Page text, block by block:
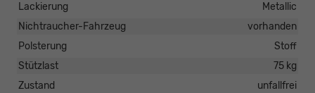
Lackierung
Metallic
Nichtraucher-Fahrzeug
vorhanden
Polsterung
Stoff
Stützlast
75 kg
Zustand
unfallfrei